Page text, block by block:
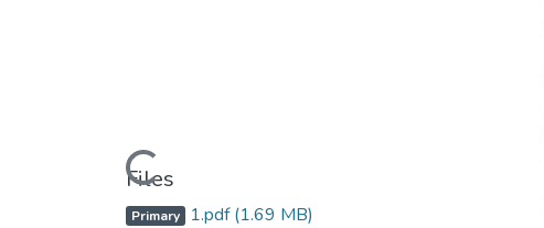
Loading...
Files
Primary 1.pdf(1.69 MB)